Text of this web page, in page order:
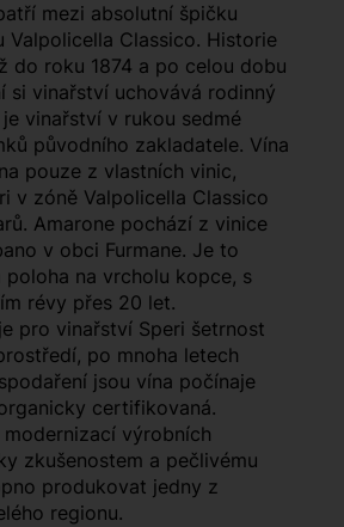
mezi absolutní špičku
Valpolicella Classico. Historie
do roku 1874 a po celou dobu
si vinařství uchovává rodinný
vinařství v rukou sedmé
původního zakladatele. Vína
pouze z vlastních vinic,
v zóně Valpolicella Classico
Amarone pochází z vinice
v obci Furmane. Je to
poloha na vrcholu kopce, s
révy přes 20 let.
pro vinařství Speri šetrnost
po mnoha letech
jsou vína počínaje
certifikovaná.
výrobních
zkušenostem a pečlivému
produkovat jedny z
regionu.